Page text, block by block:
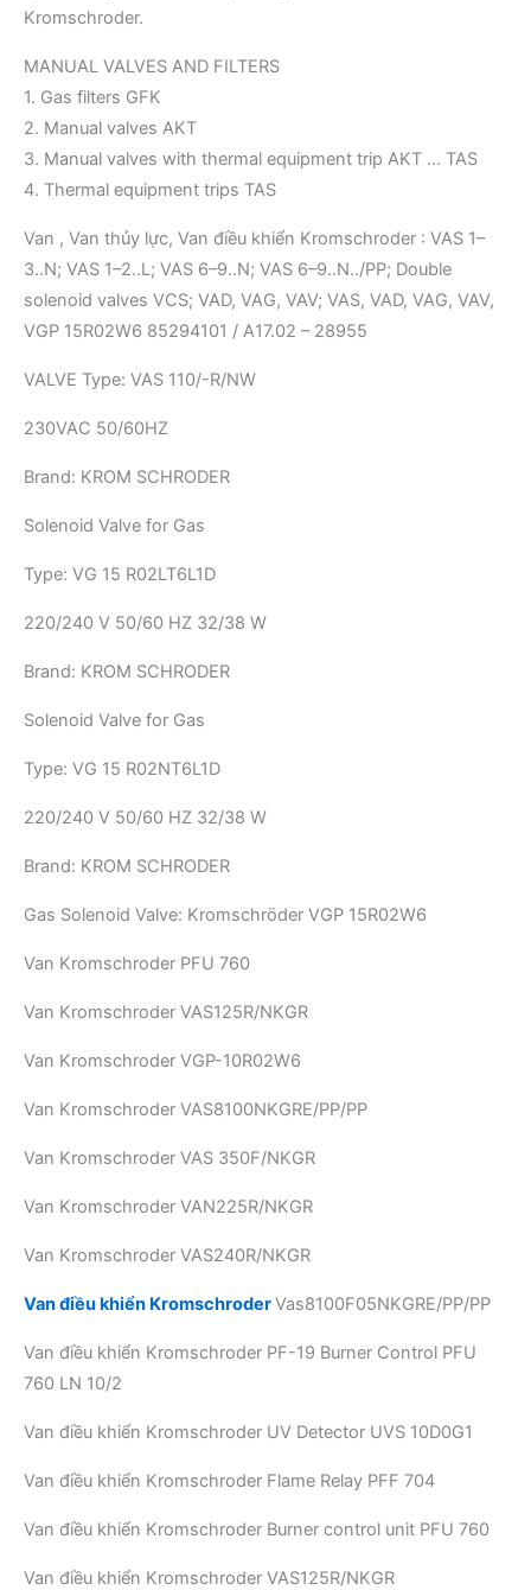
Kromschroder.
MANUAL VALVES AND FILTERS
1. Gas filters GFK
2. Manual valves AKT
3. Manual valves with thermal equipment trip AKT … TAS
4. Thermal equipment trips TAS
Van , Van thủy lực, Van điều khiển Kromschroder : VAS 1–
3..N; VAS 1–2..L; VAS 6–9..N; VAS 6–9..N../PP; Double
solenoid valves VCS; VAD, VAG, VAV; VAS, VAD, VAG, VAV,
VGP 15R02W6 85294101 / A17.02 – 28955
VALVE Type: VAS 110/-R/NW
230VAC 50/60HZ
Brand: KROM SCHRODER
Solenoid Valve for Gas
Type: VG 15 R02LT6L1D
220/240 V 50/60 HZ 32/38 W
Brand: KROM SCHRODER
Solenoid Valve for Gas
Type: VG 15 R02NT6L1D
220/240 V 50/60 HZ 32/38 W
Brand: KROM SCHRODER
Gas Solenoid Valve: Kromschröder VGP 15R02W6
Van Kromschroder PFU 760
Van Kromschroder VAS125R/NKGR
Van Kromschroder VGP-10R02W6
Van Kromschroder VAS8100NKGRE/PP/PP
Van Kromschroder VAS 350F/NKGR
Van Kromschroder VAN225R/NKGR
Van Kromschroder VAS240R/NKGR
Van điều khiển KromschroderVas8100F05NKGRE/PP/PP
Van điều khiển Kromschroder PF-19 Burner Control PFU
760 LN 10/2
Van điều khiển Kromschroder UV Detector UVS 10D0G1
Van điều khiển Kromschroder Flame Relay PFF 704
Van điều khiển Kromschroder Burner control unit PFU 760
Van điều khiển Kromschroder VAS125R/NKGR